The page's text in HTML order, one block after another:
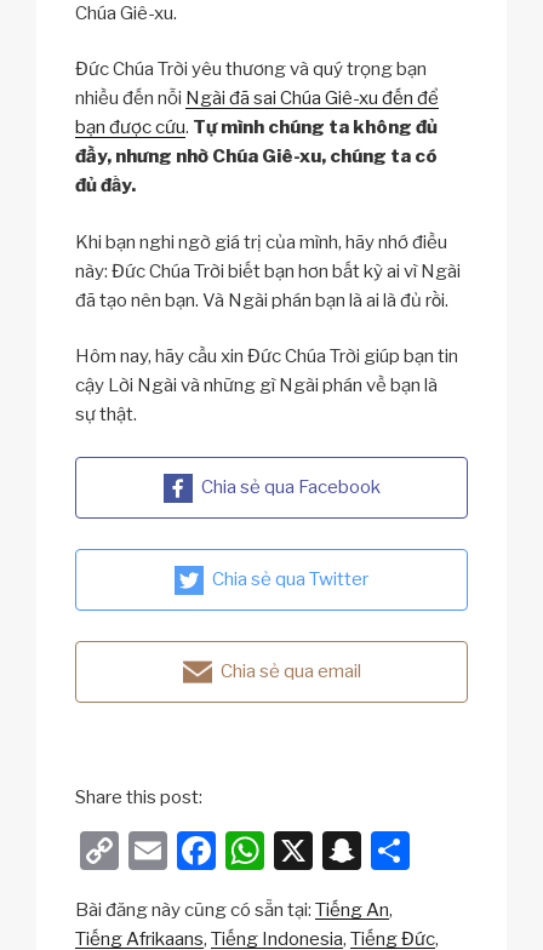
Chúa Giê-xu.
Đức Chúa Trời yêu thương và quý trọng bạn
nhiều đến nỗi Ngài đã sai Chúa Giê-xu đến để
bạn được cứu. Tự mình chúng ta không đủ
đầy, nhưng nhờ Chúa Giê-xu, chúng ta có
đủ đầy.
Khi bạn nghi ngờ giá trị của mình, hãy nhớ điều
này: Đức Chúa Trời biết bạn hơn bất kỳ ai vì Ngài
đã tạo nên bạn. Và Ngài phán bạn là ai là đủ rồi.
Hôm nay, hãy cầu xin Đức Chúa Trời giúp bạn tin
cậy Lời Ngài và những gì Ngài phán về bạn là
sự thật.
Chia sẻ qua Facebook
Chia sẻ qua Twitter
Chia sẻ qua email
Share this post:
C
p
E
ail
F
c
W
h
at
X
S
a ar
Bài đăng này cũng có sẵn tại: Tiếng An
Tiếng Afrikaans Tiếng Indonesia Tiếng Đức